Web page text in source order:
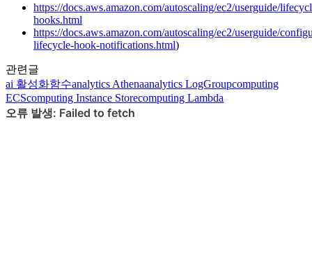
https://docs.aws.amazon.com/autoscaling/ec2/userguide/
hooks.html
https://docs.aws.amazon.com/autoscaling/ec2/userguide/
lifecycle-hook-notifications.html)
관련글
ai 활성화함수analytics Athenaanalytics LogGroupcomputing
ECScomputing Instance Storecomputing Lambda